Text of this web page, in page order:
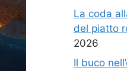
La coda
del piatto
2026
Il buco